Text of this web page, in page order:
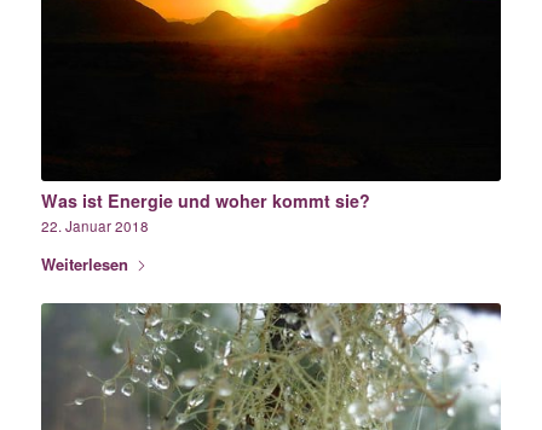
Was ist Energie und woher kommt sie?
22. Januar 2018
Weiterlesen